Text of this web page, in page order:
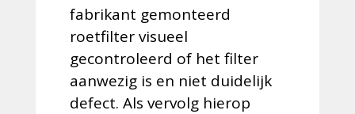
fabrikant gemonteerd
roetfilter visueel
gecontroleerd of het filter
aanwezig is en niet duidelijk
defect. Als vervolg hierop